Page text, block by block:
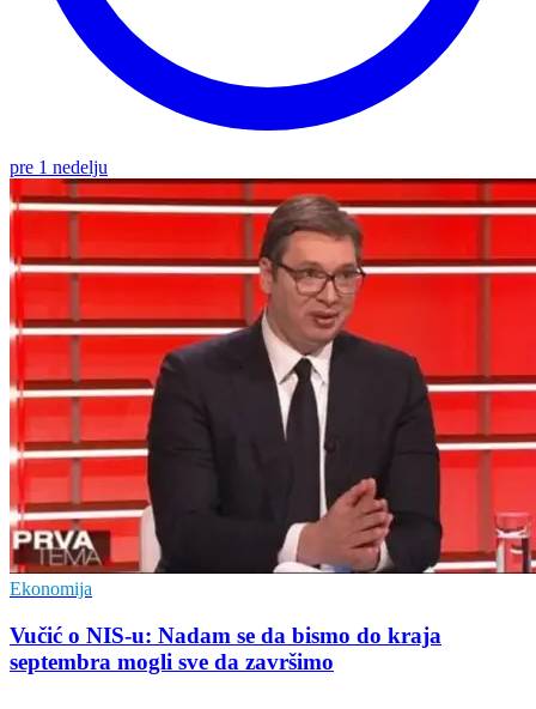
pre 1 nedelju
Ekonomija
Vučić o NIS-u: Nadam se da bismo do kraja
septembra mogli sve da završimo